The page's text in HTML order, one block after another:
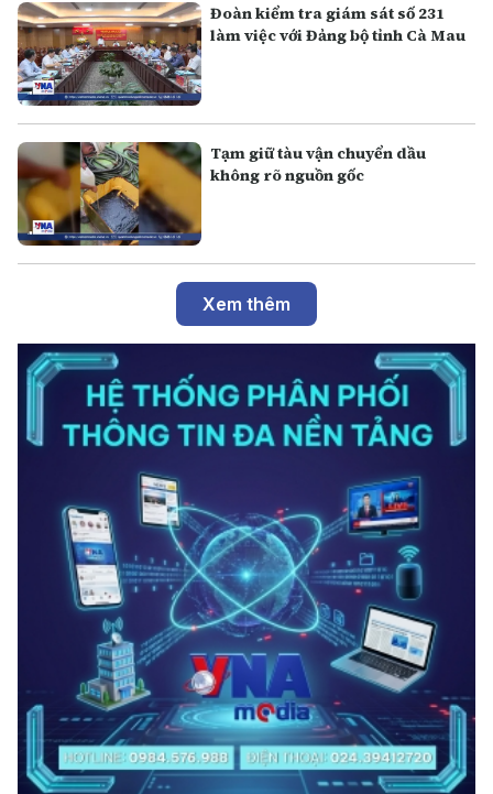
Đoàn kiểm tra giám sát số 231
làm việc với Đảng bộ tỉnh Cà Mau
Tạm giữ tàu vận chuyển dầu
không rõ nguồn gốc
Xem thêm